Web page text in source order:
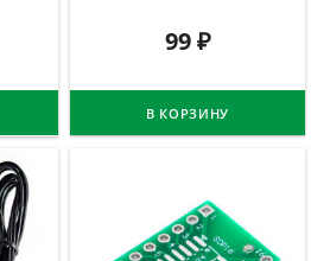
99₽
В КОРЗИНУ